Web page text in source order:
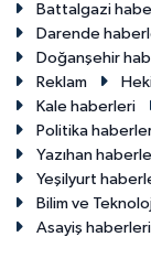
Battalgazi
Darende
Doğanşehir
Reklam
Kale haberleri
Politika
Yazıhan
Yeşilyurt
Bilim ve
Asayiş haberleri